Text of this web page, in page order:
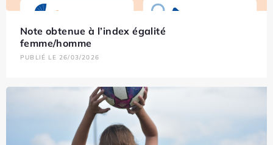
Note obtenue à l’index égalité
femme/homme
PUBLIÉ LE 26/03/2026